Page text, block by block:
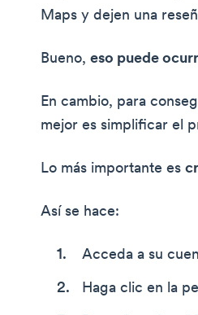
Maps y dejen una
Bueno,eso puede
En cambio, para
mejor es simplificar el
Lo más importante es
Así se hace:
Acceda a su
Haga clic en la